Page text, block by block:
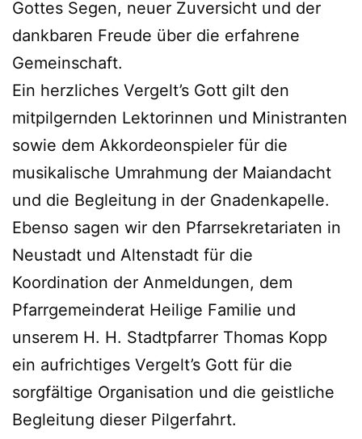
Gottes Segen, neuer Zuversicht und der
dankbaren Freude über die erfahrene
Gemeinschaft.
Ein herzliches Vergelt’s Gott gilt den
mitpilgernden Lektorinnen und Ministranten
sowie dem Akkordeonspieler für die
musikalische Umrahmung der Maiandacht
und die Begleitung in der Gnadenkapelle.
Ebenso sagen wir den Pfarrsekretariaten in
Neustadt und Altenstadt für die
Koordination der Anmeldungen, dem
Pfarrgemeinderat Heilige Familie und
unserem H. H. Stadtpfarrer Thomas Kopp
ein aufrichtiges Vergelt’s Gott für die
sorgfältige Organisation und die geistliche
Begleitung dieser Pilgerfahrt.